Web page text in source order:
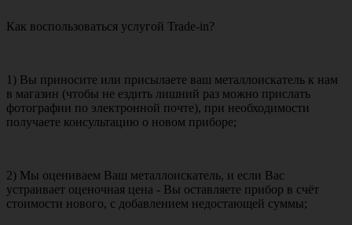
Как воспользоваться услугой Trade-in?
1) Вы приносите или присылаете ваш металлоискатель к нам
в магазин (чтобы не ездить лишний раз можно прислать
фотографии по электронной почте), при необходимости
получаете консультацию о новом приборе;
2) Мы оцениваем Ваш металлоискатель, и если Вас
устраивает оценочная цена - Вы оставляете прибор в счёт
стоимости нового, с добавлением недостающей суммы;